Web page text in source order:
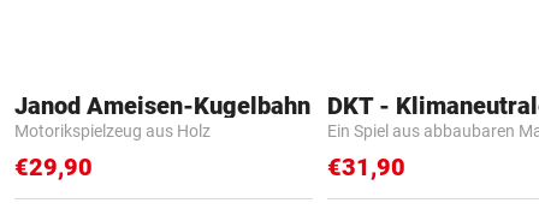
Janod Ameisen-Kugelbahn
Motorikspielzeug aus Holz
€29,90
Ein Spiel aus abbaubaren
€31,90